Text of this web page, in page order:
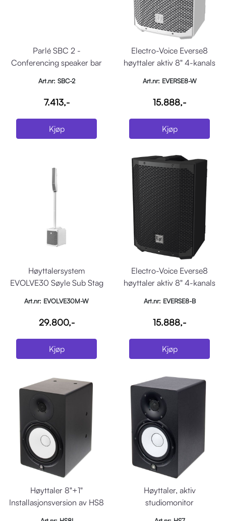
Parlé SBC 2 -
Conferencing speaker bar
Art.nr: SBC-2
7.413,-
Kjøp
Electro-Voice Everse8
høyttaler aktiv 8" 4-kanals
Art.nr: EVERSE8-W
15.888,-
Kjøp
Høyttalersystem
EVOLVE30 Søyle Sub Stag
Art.nr: EVOLVE30M-W
29.800,-
Kjøp
Electro-Voice Everse8
høyttaler aktiv 8" 4-kanals
Art.nr: EVERSE8-B
15.888,-
Kjøp
Høyttaler 8"+1"
Installasjonsversion av HS8
Høyttaler, aktiv
studiomonitor